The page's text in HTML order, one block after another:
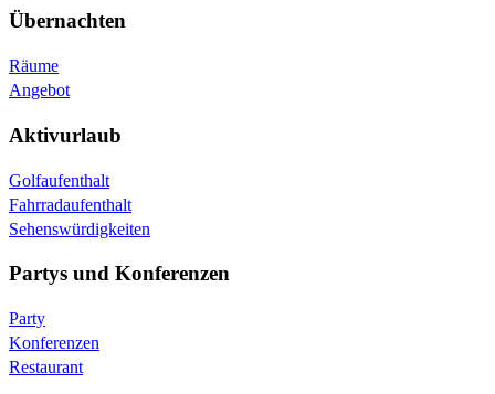
Übernachten
Räume
Angebot
Aktivurlaub
Golfaufenthalt
Fahrradaufenthalt
Sehenswürdigkeiten
Partys und Konferenzen
Party
Konferenzen
Restaurant